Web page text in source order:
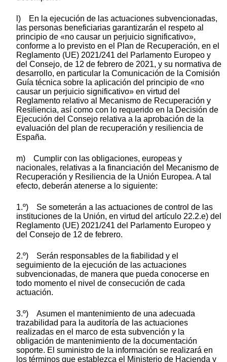
l) En la ejecución de las actuaciones subvencionadas,
las personas beneficiarias garantizarán el respeto al
principio de «no causar un perjuicio significativo»,
conforme a lo previsto en el Plan de Recuperación, en el
Reglamento (UE) 2021/241 del Parlamento Europeo y
del Consejo, de 12 de febrero de 2021, y su normativa de
desarrollo, en particular la Comunicación de la Comisión
Guía técnica sobre la aplicación del principio de «no
causar un perjuicio significativo» en virtud del
Reglamento relativo al Mecanismo de Recuperación y
Resiliencia, así como con lo requerido en la Decisión de
Ejecución del Consejo relativa a la aprobación de la
evaluación del plan de recuperación y resiliencia de
España.
m) Cumplir con las obligaciones, europeas y
nacionales, relativas a la financiación del Mecanismo de
Recuperación y Resiliencia de la Unión Europea. A tal
efecto, deberán atenerse a lo siguiente:
1.º) Se someterán a las actuaciones de control de las
instituciones de la Unión, en virtud del artículo 22.2.e) del
Reglamento (UE) 2021/241 del Parlamento Europeo y
del Consejo de 12 de febrero.
2.º) Serán responsables de la fiabilidad y el
seguimiento de la ejecución de las actuaciones
subvencionadas, de manera que pueda conocerse en
todo momento el nivel de consecución de cada
actuación.
3.º) Asumen el mantenimiento de una adecuada
trazabilidad para la auditoría de las actuaciones
realizadas en el marco de esta subvención y la
obligación de mantenimiento de la documentación
soporte. El suministro de la información se realizará en
los términos que establezca el Ministerio de Hacienda y